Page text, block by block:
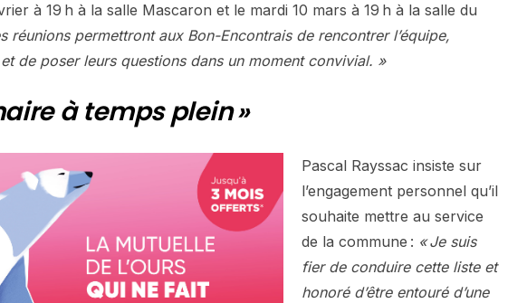
à 19 h à la salle Mascaron et le mardi 10 mars à 19 h à la salle du
réunions permettront aux Bon-Encontrais de rencontrer l’équipe,
et de poser leurs questions dans un moment convivial. »
à temps plein »
Pascal Rayssac insiste sur
l’engagement personnel qu’il
souhaite mettre au service
de la commune : « Je suis
fier de conduire cette liste et
honoré d’être entouré d’une